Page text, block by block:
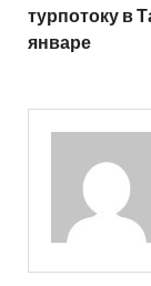
турпотоку в
январе